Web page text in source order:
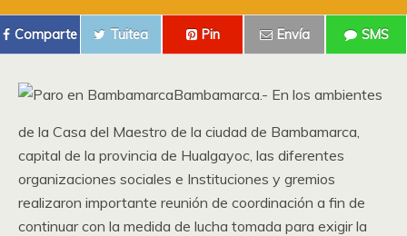
Comparte Tuitea Pin Envía SMS
Bambamarca.- En los ambientes
de la Casa del Maestro de la ciudad de Bambamarca,
capital de la provincia de Hualgayoc, las diferentes
organizaciones sociales e Instituciones y gremios
realizaron importante reunión de coordinación a fin de
continuar con la medida de lucha tomada para exigir la